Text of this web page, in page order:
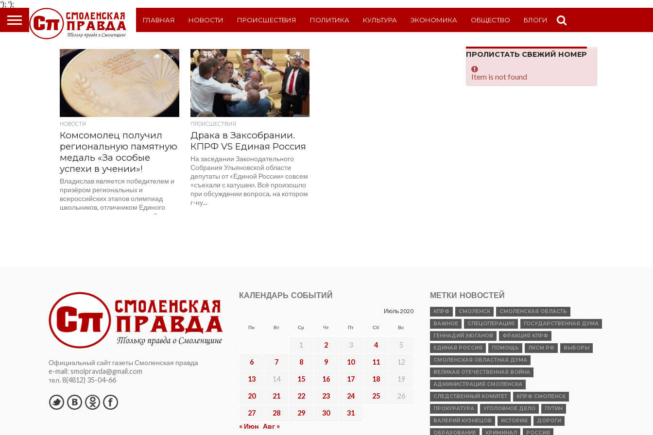
');
ГЛАВНАЯ НОВОСТИ ПРОИСШЕСТВИЯ ПОЛИТИКА КУЛЬТУРА ЭКОНОМИКА ОБЩЕСТВО БЛОГИ
2.0K
НОВОСТИ
Комсомолец получил
региональную памятную
медаль «За особые
успехи в учении»!
Владислав является победителем и
призёром региональных и
всероссийских этапов олимпиад
школьников, отличником Единого
государственного экзамена. «В
2.0K
ПРОИСШЕСТВИЯ
Драка в Заксобрании.
КПРФ VS Единая Россия
На заседании Законодательного
Собрания Ульяновской области
депутаты от «Единой России» совсем
«съехали с катушек». Всё произошло
при обсуждении вопроса, на котором
г-ну...
ПРОЛИСТАТЬ СВЕЖИЙ НОМЕР
Item is not found
Официальный сайт газеты Смоленская правда
e-mail: smolpravda@gmail.com
тел. 8(4812) 35-04-66
КАЛЕНДАРЬ СОБЫТИЙ
Июль 2020
Пн Вт Ср Чт Пт Сб Вс
1 2 3 4 5
6 7 8 9 10 11 12
13 14 15 16 17 18 19
20 21 22 23 24 25 26
27 28 29 30
31
« Июн Авг »
МЕТКИ НОВОСТЕЙ
КПРФ СМОЛЕНСК
СМОЛЕНСКАЯ ОБЛАСТЬ
ВАЖНОЕ
СПЕЦОПЕРАЦИЯ
ГОСУДАРСТВЕННАЯ ДУМА
ГЕННАДИЙ ЗЮГАНОВ
ФРАКЦИЯ КПРФ
ЕДИНАЯ РОССИЯ
ПОМОЩЬ ЛКСМ РФ
ВЫБОРЫ
СМОЛЕНСКАЯ ОБЛАСТНАЯ ДУМА
ВЕЛИКАЯ ОТЕЧЕСТВЕННАЯ ВОЙНА
АДМИНИСТРАЦИЯ СМОЛЕНСКА
СЛЕДСТВЕННЫЙ КОМИТЕТ
КПРФ СМОЛЕНСК
ПРОКУРАТУРА
УГОЛОВНОЕ ДЕЛО
ПУТИН
ВАЛЕРИЙ КУЗНЕЦОВ
ИСТОРИЯ
ДОРОГИ
ОБРАЗОВАНИЕ
КРИМИНАЛ РОССИЯ
');